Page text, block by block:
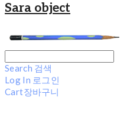
Sara object
Search 검색
Log In 로그인
Cart장바구니